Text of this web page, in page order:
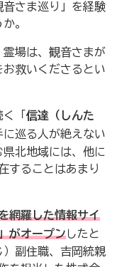
さま巡り」を経験
。
霊場は、観音さまが
救いくださるとい
「 信達（しんた
に巡る人が絶えない
北地域には、他に
することはあまり
網羅した情報サイ
がオープン したと
副住職、吉岡統親